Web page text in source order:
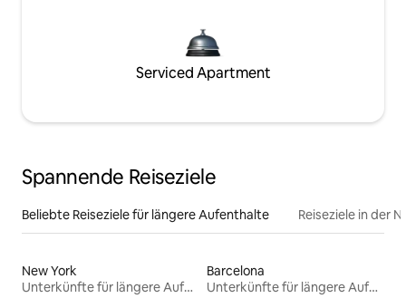
Serviced Apartment
Spannende Reiseziele
Beliebte Reiseziele für längere Aufenthalte Reiseziele in der
New York
Unterkünfte für längere Aufenthalte
Barcelona
Unterkünfte für längere Aufenthalte